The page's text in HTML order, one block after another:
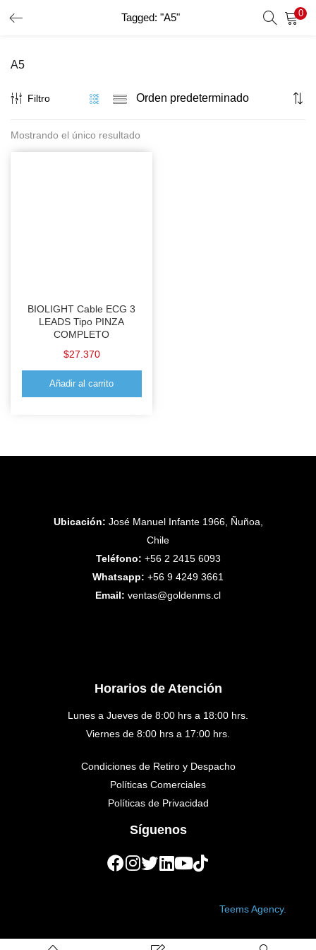
Tagged: "A5" 0
INICIO DE SESIÓN
Introduzca su nombre de usuario y contraseña para iniciar
Recordar Datos
A5
Filtro
Mostrando el único resultado
BIOLIGHT Cable ECG 3
LEADS Tipo PINZA
COMPLETO
$27.370
Añadir al carrito
Ubicación: José Manuel Infante 1966, Ñuñoa,
Chile
Teléfono: +56 2 2415 6093
Whatsapp: +56 9 4249 3661
Email: ventas@goldenms.cl
Horarios de Atención
Lunes a Jueves de 8:00 hrs a 18:00 hrs.
Viernes de 8:00 hrs a 17:00 hrs.
Condiciones de Retiro y Despacho
Políticas Comerciales
Políticas de Privacidad
Síguenos
Teems Agency.